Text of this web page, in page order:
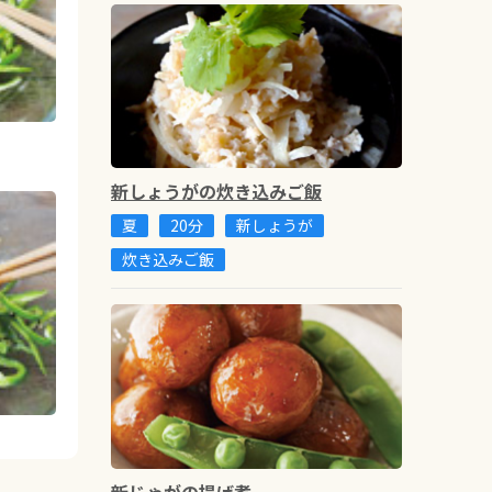
新しょうがの炊き込みご飯
夏 20分
新しょうが
炊き込みご飯